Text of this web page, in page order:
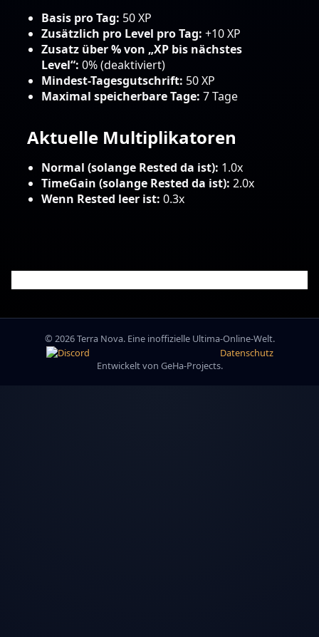
Basis pro Tag: 50 XP
Zusätzlich pro Level pro Tag: +10 XP
Zusatz über % von „XP bis nächstes
Level“: 0% (deaktiviert)
Mindest-Tagesgutschrift: 50 XP
Maximal speicherbare Tage: 7 Tage
Aktuelle Multiplikatoren
Normal (solange Rested da ist): 1.0x
TimeGain (solange Rested da ist): 2.0x
Wenn Rested leer ist: 0.3x
© 2026 Terra Nova. Eine inoffizielle Ultima-Online-Welt.
Datenschutz
Entwickelt von GeHa-Projects.